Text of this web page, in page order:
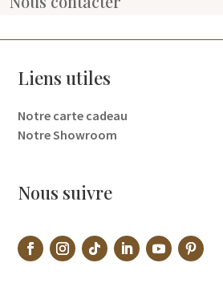
Liens utiles
Notre carte cadeau
Notre Showroom
Nous suivre